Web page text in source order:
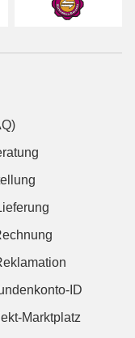
ID
Marktplatz